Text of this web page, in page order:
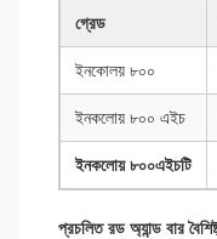
গ্রেড
ইনকোলয় ৮০০
ইনকলোয় ৮০০ এইচ
ইনকলোয় ৮০০এইচটি
প্রচলিত রড অ্যান্ড বার